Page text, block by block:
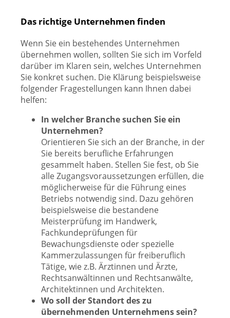
Das richtige Unternehmen finden
Wenn Sie ein bestehendes Unternehmen
übernehmen wollen, sollten Sie sich im Vorfeld
darüber im Klaren sein, welches Unternehmen
Sie konkret suchen. Die Klärung beispielsweise
folgender Fragestellungen kann Ihnen dabei
helfen:
In welcher Branche suchen Sie ein
Unternehmen?
Orientieren Sie sich an der Branche, in der
Sie bereits berufliche Erfahrungen
gesammelt haben. Stellen Sie fest, ob Sie
alle Zugangsvoraussetzungen erfüllen, die
möglicherweise für die Führung eines
Betriebs notwendig sind. Dazu gehören
beispielsweise die bestandene
Meisterprüfung im Handwerk,
Fachkundeprüfungen für
Bewachungsdienste oder spezielle
Kammerzulassungen für freiberuflich
Tätige, wie z.B. Ärztinnen und Ärzte,
Rechtsanwältinnen und Rechtsanwälte,
Architektinnen und Architekten.
Wo soll der Standort des zu
übernehmenden Unternehmens sein?